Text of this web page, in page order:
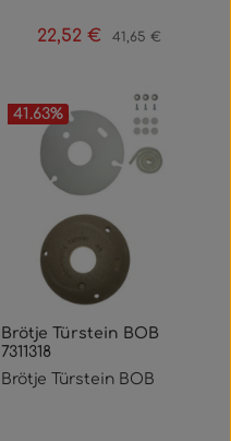
Verkaufspreis:
22,52 € Regulärer Preis:
41,65 €
41.63%
Brötje Türstein BOB
7311318
Brötje Türstein BOB